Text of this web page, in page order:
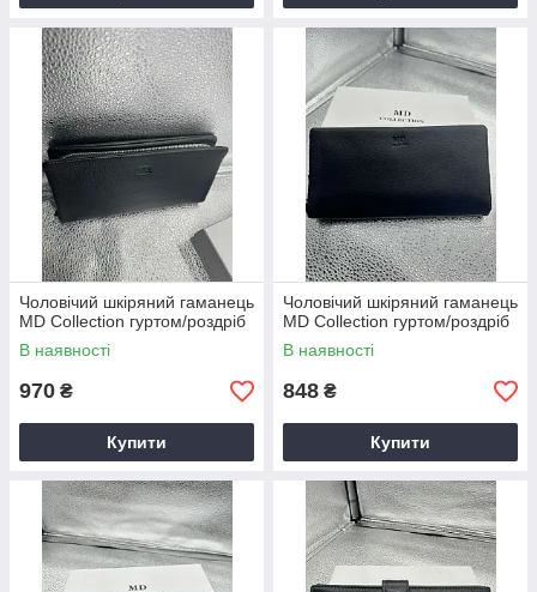
Чоловічий шкіряний гаманець
MD Collection гуртом/роздріб
В наявності
970 ₴
Купити
Чоловічий шкіряний гаманець
MD Collection гуртом/роздріб
В наявності
848 ₴
Купити